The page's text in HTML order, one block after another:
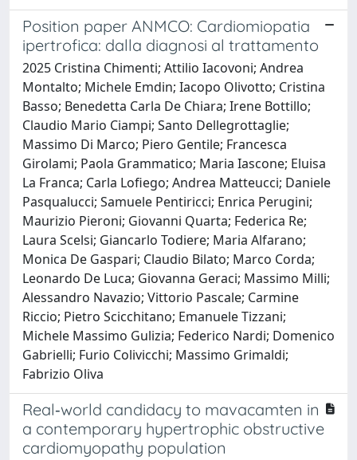
Position paper ANMCO: Cardiomiopatia
ipertrofica: dalla diagnosi al trattamento
2025 Cristina Chimenti; Attilio Iacovoni; Andrea
Montalto; Michele Emdin; Iacopo Olivotto; Cristina
Basso; Benedetta Carla De Chiara; Irene Bottillo;
Claudio Mario Ciampi; Santo Dellegrottaglie;
Massimo Di Marco; Piero Gentile; Francesca
Girolami; Paola Grammatico; Maria Iascone; Eluisa
La Franca; Carla Lofiego; Andrea Matteucci; Daniele
Pasqualucci; Samuele Pentiricci; Enrica Perugini;
Maurizio Pieroni; Giovanni Quarta; Federica Re;
Laura Scelsi; Giancarlo Todiere; Maria Alfarano;
Monica De Gaspari; Claudio Bilato; Marco Corda;
Leonardo De Luca; Giovanna Geraci; Massimo Milli;
Alessandro Navazio; Vittorio Pascale; Carmine
Riccio; Pietro Scicchitano; Emanuele Tizzani;
Michele Massimo Gulizia; Federico Nardi; Domenico
Gabrielli; Furio Colivicchi; Massimo Grimaldi;
Fabrizio Oliva
Real‐world candidacy to mavacamten in
a contemporary hypertrophic obstructive
cardiomyopathy population